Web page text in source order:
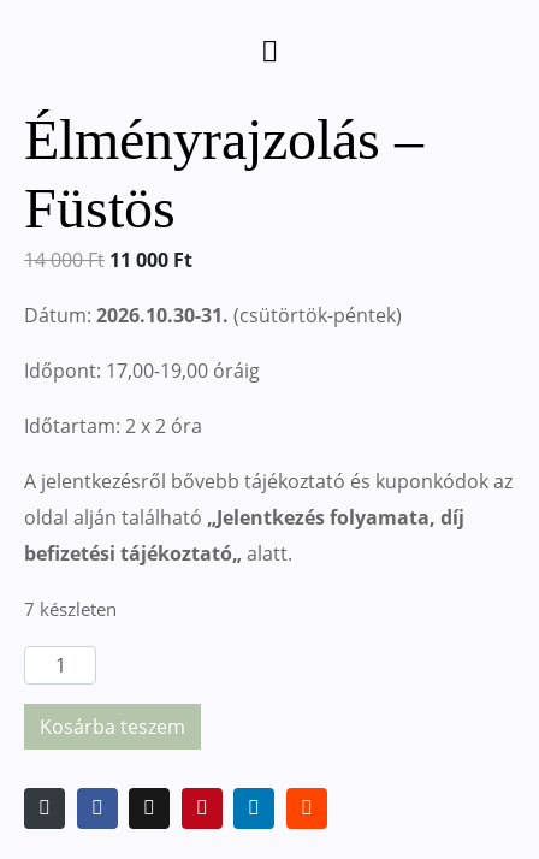
Élményrajzolás –
Füstös
14 000Ft 11 000 Ft
Dátum: 2026.10.30-31. (csütörtök-péntek)
Időpont: 17,00-19,00 óráig
Időtartam: 2 x 2 óra
A jelentkezésről bővebb tájékoztató és kuponkódok az
oldal alján található „Jelentkezés folyamata, díj
befizetési tájékoztató„ alatt.
7 készleten
Kosárba teszem